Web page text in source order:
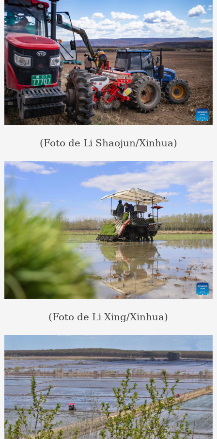
(Foto de Li Shaojun/Xinhua)
(Foto de Li Xing/Xinhua)